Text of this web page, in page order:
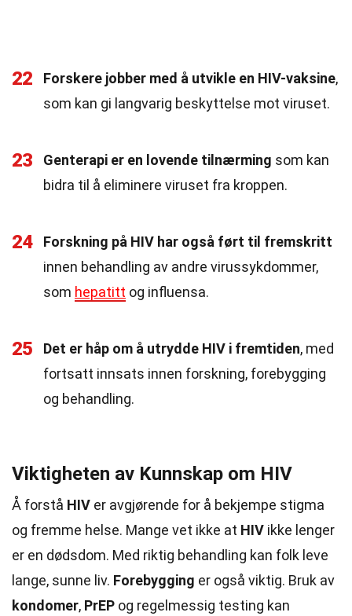
22 Forskere jobber med å utvikle en HIV-vaksine,
som kan gi langvarig beskyttelse mot viruset.
23 Genterapi er en lovende tilnærming som kan
bidra til å eliminere viruset fra kroppen.
24
Forskning på HIV har også ført til fremskritt
innen behandling av andre virussykdommer,
som hepatitt og influensa.
25 Det er håp om å utrydde HIV i fremtiden, med
fortsatt innsats innen forskning, forebygging
og behandling.
Viktigheten av Kunnskap om HIV
Å forstå HIV er avgjørende for å bekjempe stigma
og fremme helse. Mange vet ikke at HIV ikke lenger
er en dødsdom. Med riktig behandling kan folk leve
lange, sunne liv. Forebygging er også viktig. Bruk av
kondomer, PrEP og regelmessig testing kan